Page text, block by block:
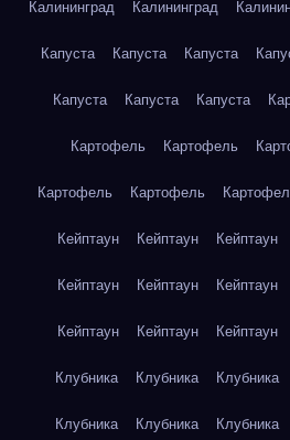
Калининград Калининград
Капуста Капуста Капуста
Капуста Капуста Капуста
Картофель Картофель
Картофель Картофель
Кейптаун Кейптаун Кейптаун
Кейптаун Кейптаун Кейптаун
Кейптаун Кейптаун Кейптаун
Клубника Клубника Клубника
Клубника Клубника Клубника